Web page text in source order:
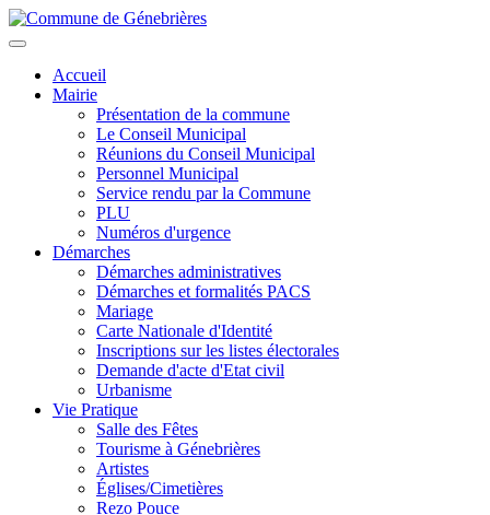
Aller
au
principal
Toggle
navigationAccueil
Mairie
Présentation de la commune
Le Conseil Municipal
Réunions du Conseil Municipal
Personnel Municipal
Service rendu par la Commune
PLU
Numéros d'urgence
Démarches
Démarches administratives
Démarches et formalités PACS
Mariage
Carte Nationale d'Identité
Inscriptions sur les listes électorales
Demande d'acte d'Etat civil
Urbanisme
Vie Pratique
Salle des Fêtes
Tourisme à Génebrières
Artistes
Églises/Cimetières
Rezo Pouce